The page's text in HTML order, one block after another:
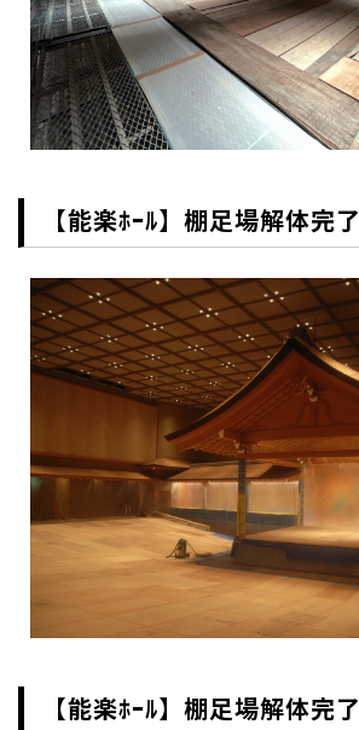
【能楽ﾎｰﾙ】棚足場解体完了
【能楽ﾎｰﾙ】棚足場解体完了